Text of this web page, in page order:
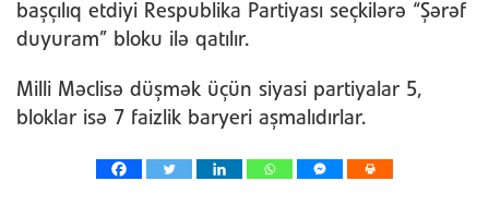
başçılıq etdiyi Respublika Partiyası seçkilərə “Şərəf
duyuram” bloku ilə qatılır.
Milli Məclisə düşmək üçün siyasi partiyalar 5,
bloklar isə 7 faizlik baryeri aşmalıdırlar.